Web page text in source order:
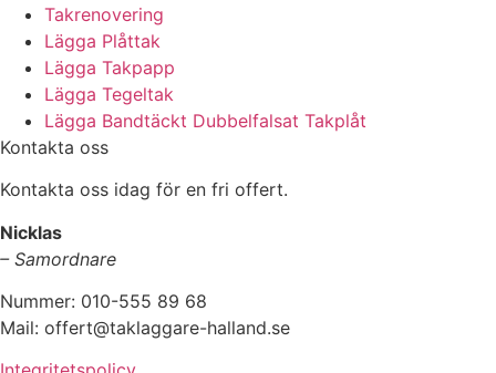
Takrenovering
Lägga Plåttak
Lägga Takpapp
Lägga Tegeltak
Lägga Bandtäckt Dubbelfalsat Takplåt
Kontakta oss
Kontakta oss idag för en fri offert.
Nicklas
– Samordnare
Nummer: 010-555 89 68
Mail: offert@taklaggare-halland.se